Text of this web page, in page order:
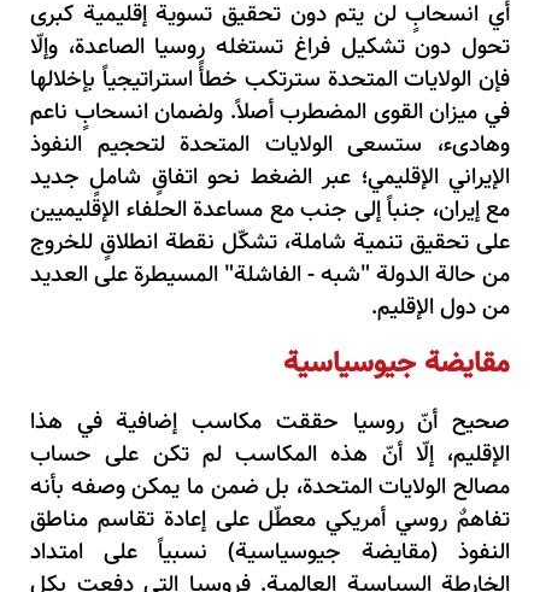
أي انسحابٍ لن يتم دون تحقيق تسوية إقليمية كبرى
تحول دون تشكيل فراغ تستغله روسيا الصاعدة، وإلّا
فإن الولايات المتحدة سترتكب خطأً استراتيجياً بإخلالها
في ميزان القوى المضطرب أصلاً. ولضمان انسحابٍ ناعم
وهادىء، ستسعى الولايات المتحدة لتحجيم النفوذ
الإيراني الإقليمي؛ عبر الضغط نحو اتفاقٍ شاملٍ جديد
مع إيران، جنباً إلى جنب مع مساعدة الحلفاء الإقليميين
على تحقيق تنمية شاملة، تشكّل نقطة انطلاقٍ للخروج
من حالة الدولة "شبه - الفاشلة" المسيطرة على العديد
من دول الإقليم.
مقايضة جيوسياسية
صحيح أنّ روسيا حققت مكاسب إضافية في هذا
الإقليم، إلّا أنّ هذه المكاسب لم تكن على حساب
مصالح الولايات المتحدة، بل ضمن ما يمكن وصفه بأنه
تفاهمٌ روسي أمريكي معطّل على إعادة تقاسم مناطق
النفوذ (مقايضة جيوسياسية) نسبياً على امتداد